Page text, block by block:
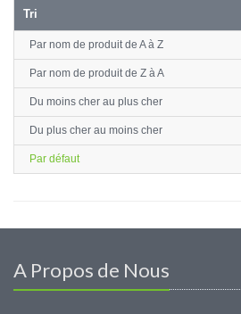
Tri
Par nom de produit de A à Z
Par nom de produit de Z à A
Du moins cher au plus cher
Du plus cher au moins cher
Par défaut
A Propos de Nous